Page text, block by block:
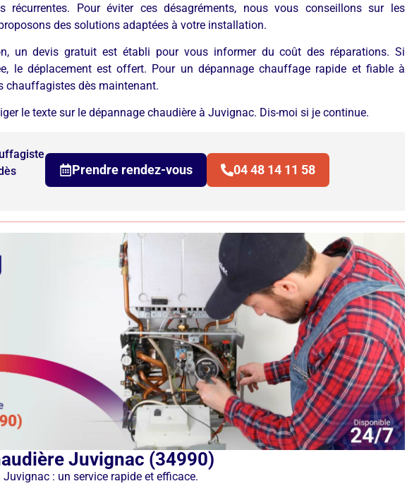
récurrentes. Pour éviter ces désagréments, nous vous conseillons sur les
des solutions adaptées à votre installation.
un devis gratuit est établi pour vous informer du coût des réparations. Si
le déplacement est offert. Pour un dépannage chauffage rapide et fiable à
chauffagistes dès maintenant.
le texte sur le dépannage chaudière à Juvignac. Dis-moi si je continue.
Prendre rendez-vous 04 48 14 11 58
Juvignac (34990)
: un service rapide et efficace.